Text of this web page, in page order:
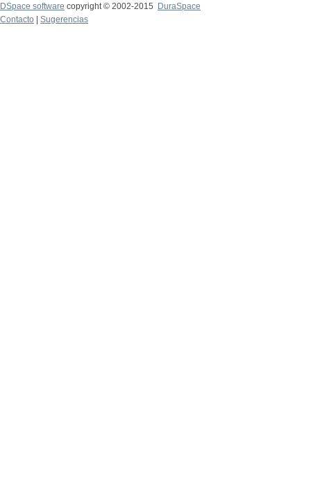
DSpace software copyright © 2002-2015
DuraSpace
Contacto
Sugerencias